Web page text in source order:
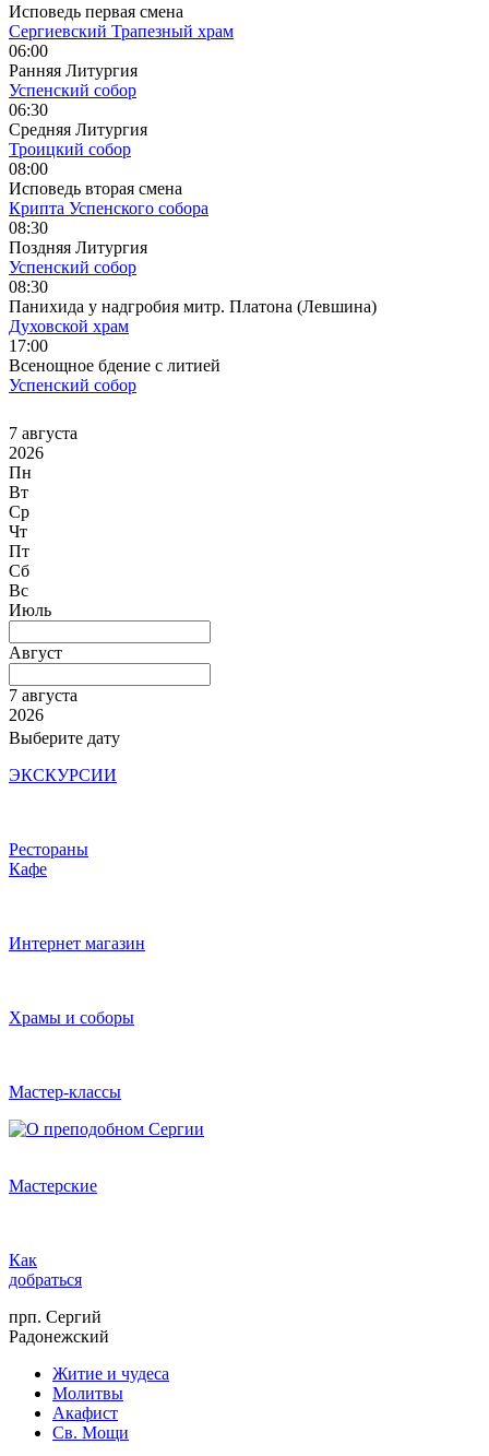
Исповедь первая смена
Сергиевский Трапезный храм
06:00
Ранняя Литургия
Успенский собор
06:30
Средняя Литургия
Троицкий собор
08:00
Исповедь вторая смена
Крипта Успенского собора
08:30
Поздняя Литургия
Успенский собор
08:30
Панихида у надгробия митр. Платона (Левшина)
Духовской храм
17:00
Всенощное бдение с литией
Успенский собор
7 августа
2026
Пн
Вт
Ср
Чт
Пт
Сб
Вс
Июль
Август
7 августа
2026
Выберите дату
ЭКСКУРСИИ
Рестораны
Кафе
Интернет магазин
Храмы и соборы
Мастер-классы
Мастерские
Как
добраться
прп. Сергий
Радонежский
Житие и чудеса
Молитвы
Акафист
Св. Мощи